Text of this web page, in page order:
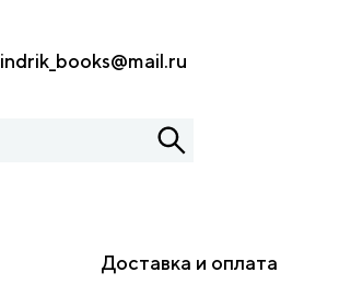
indrik_books@mail.ru
Доставка и оплата